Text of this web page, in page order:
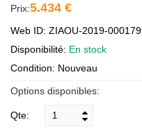
Prix:5.434 €
Web ID: ZIAOU-2019-000179
Disponibilité: En stock
Condition: Nouveau
Options disponibles:
Qte: